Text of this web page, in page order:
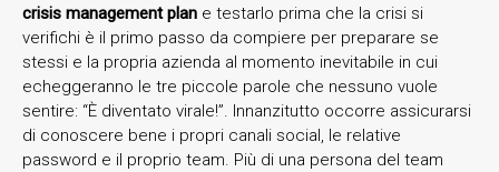
crisis management plan e testarlo prima che la crisi si
verifichi è il primo passo da compiere per preparare se
stessi e la propria azienda al momento inevitabile in cui
echeggeranno le tre piccole parole che nessuno vuole
sentire: “È diventato virale!”. Innanzitutto occorre assicurarsi
di conoscere bene i propri canali social, le relative
password e il proprio team. Più di una persona del team